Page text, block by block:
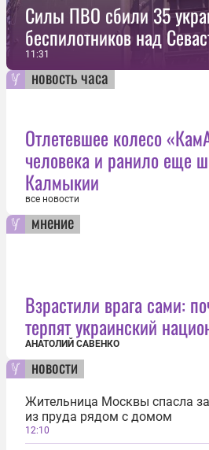
Силы ПВО сбили 35
беспилотников над
11:31
новость часа
Отлетевшее колесо
человека и ранило еще
Калмыкии
все новости
мнение
Взрастили врага сами:
терпят украинский
АНАТОЛИЙ САВЕНКО
новости
Жительница Москвы спасла
из пруда рядом с домом
12:10